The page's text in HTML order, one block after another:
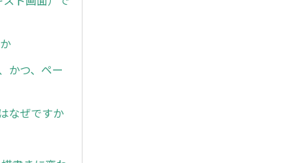
かつ、ペー
なぜですか